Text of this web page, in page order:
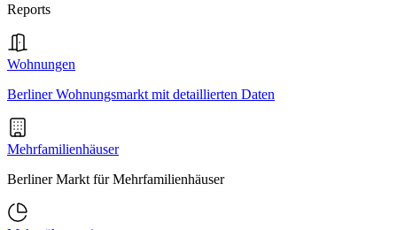
Reports
Wohnungen
Berliner Wohnungsmarkt mit detaillierten Daten
Mehrfamilienhäuser
Berliner Markt für Mehrfamilienhäuser